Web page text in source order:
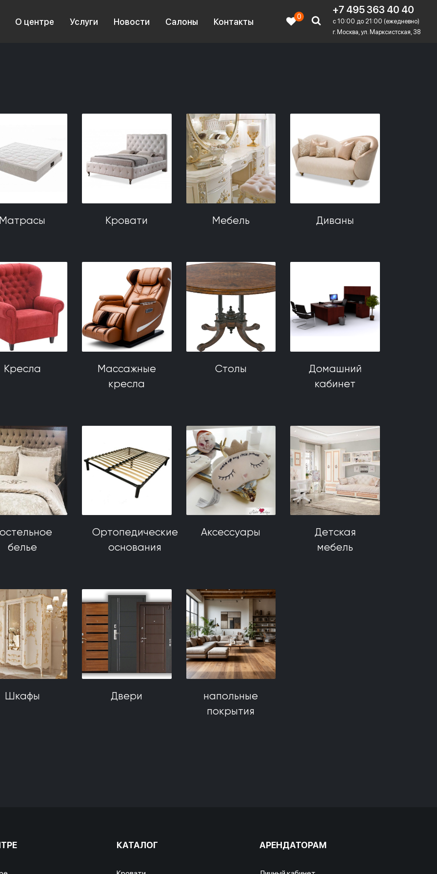
О центре Услуги Новости Салоны Контакты
0
+7 495 363 40 40
c 10:00 до 21:00 (ежедневно)
г. Москва, ул. Марксистская, 38
Кровати Мебель Диваны
Кресла
Массажные
кресла
Столы
Домашний
кабинет
белье
Ортопедические
основания
Аксессуары
Детская
мебель
Шкафы Двери
напольные
покрытия
КАТАЛОГ АРЕНДАТОРАМ